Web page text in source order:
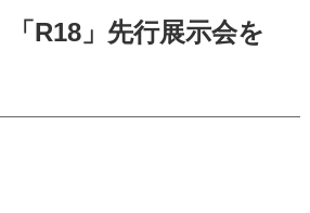
R18」先行展示会を